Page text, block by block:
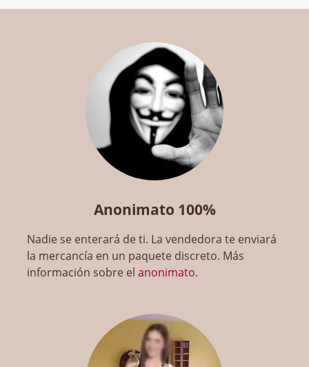
Anonimato 100%
Nadie se enterará de ti. La vendedora te enviará
la mercancía en un paquete discreto. Más
información sobre elanonimato.